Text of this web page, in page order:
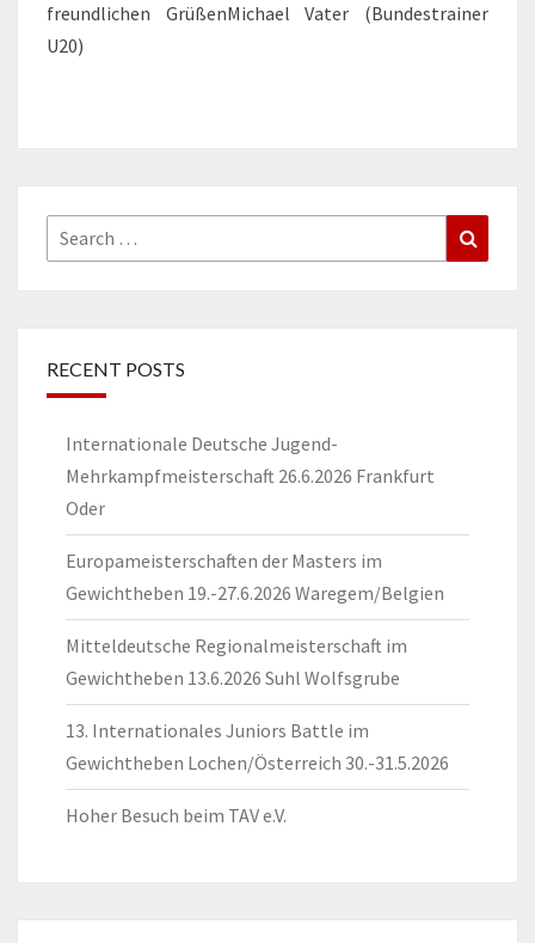
freundlichen GrüßenMichael Vater (Bundestrainer
U20)
Search
for:
RECENT POSTS
Internationale Deutsche Jugend-
Mehrkampfmeisterschaft 26.6.2026 Frankfurt
Oder
Europameisterschaften der Masters im
Gewichtheben 19.-27.6.2026 Waregem/Belgien
Mitteldeutsche Regionalmeisterschaft im
Gewichtheben 13.6.2026 Suhl Wolfsgrube
13. Internationales Juniors Battle im
Gewichtheben Lochen/Österreich 30.-31.5.2026
Hoher Besuch beim TAV e.V.